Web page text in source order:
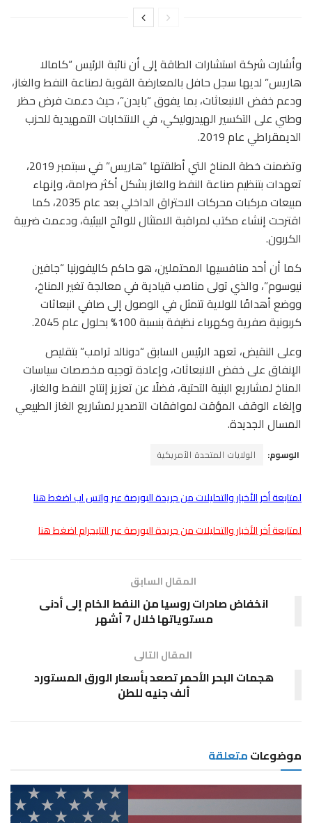
وأشارت شركة استشارات الطاقة إلى أن نائبة الرئيس “كامالا
هاريس” لديها سجل حافل بالمعارضة القوية لصناعة النفط والغاز،
ودعم خفض الانبعاثات، بما يفوق “بايدن”، حيث دعمت فرض حظر
وطني على التكسير الهيدروليكي، في الانتخابات التمهيدية للحزب
الديمقراطي عام 2019.
وتضمنت خطة المناخ التي أطلقتها “هاريس” في سبتمبر 2019،
تعهدات بتنظيم صناعة النفط والغاز بشكل أكثر صرامة، وإنهاء
مبيعات مركبات محركات الاحتراق الداخلي بعد عام 2035، كما
اقترحت إنشاء مكتب لمراقبة الامتثال للوائح البيئية، ودعمت ضريبة
الكربون.
كما أن أحد منافسيها المحتملين، هو حاكم كاليفورنيا “جافين
نيوسوم”، والذي تولى مناصب قيادية في معالجة تغير المناخ،
ووضع أهدافًا للولاية تتمثل في الوصول إلى صافي انبعاثات
كربونية صفرية وكهرباء نظيفة بنسبة 100% بحلول عام 2045.
وعلى النقيض، تعهد الرئيس السابق “دونالد ترامب” بتقليص
الإنفاق على خفض الانبعاثات، وإعادة توجيه مخصصات سياسات
المناخ لمشاريع البنية التحتية، فضلًا عن تعزيز إنتاج النفط والغاز،
وإلغاء الوقف المؤقت لموافقات التصدير لمشاريع الغاز الطبيعي
المسال الجديدة.
الوسوم: الولايات المتحدة الأمريكية
لمتابعة أخر الأخبار والتحليلات من جريدة البورصة عبر واتس اب اضغط هنا
لمتابعة أخر الأخبار والتحليلات من جريدة البورصة عبر التليجرام اضغط هنا
المقال السابق
انخفاض صادرات روسيا من النفط الخام إلى أدنى
مستوياتها خلال 7 أشهر
المقال التالى
هجمات البحر الأحمر تصعد بأسعار الورق المستورد
ألف جنيه للطن
موضوعاتمتعلقة